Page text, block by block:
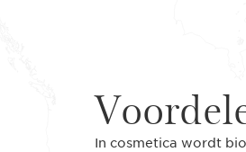
In cosmetica wordt